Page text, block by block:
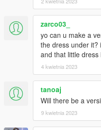
zarco03_
yo can u make a
the dress under it?
and that little
4 kwietnia 2023
tanoaj
Will there be a
9 kwietnia 2023